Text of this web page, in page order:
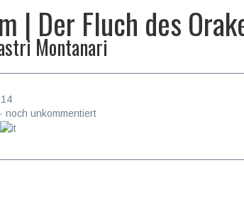
| Der Fluch des
Montanari
· noch unkommentiert